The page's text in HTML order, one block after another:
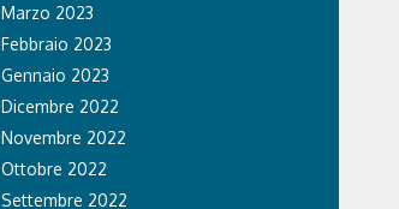
Marzo 2023
Febbraio 2023
Gennaio 2023
Dicembre 2022
Novembre 2022
Ottobre 2022
Settembre 2022